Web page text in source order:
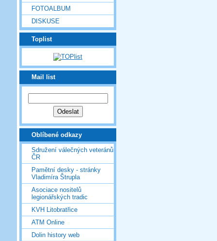
FOTOALBUM
DISKUSE
Toplist
Mail list
Oblíbené odkazy
Sdružení válečných veteránů
ČR
Pamětní desky - stránky
Vladimíra Štrupla
Asociace nositelů
legionářských tradic
KVH Litobratřice
ATM Online
Dolin history web